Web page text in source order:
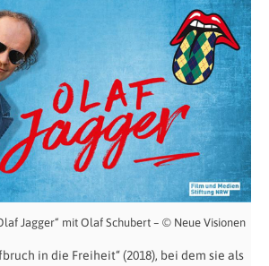
Jagger“ mit Olaf Schubert – © Neue Visionen
in die Freiheit“ (2018), bei dem sie als